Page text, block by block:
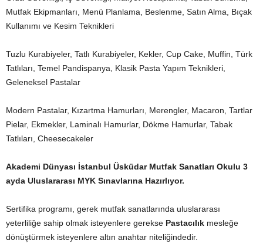
Mutfak Ekipmanları, Menü Planlama, Beslenme, Satın Alma, Bıçak
Kullanımı ve Kesim Teknikleri
Tuzlu Kurabiyeler, Tatlı Kurabiyeler, Kekler, Cup Cake, Muffin, Türk
Tatlıları, Temel Pandispanya, Klasik Pasta Yapım Teknikleri,
Geleneksel Pastalar
Modern Pastalar, Kızartma Hamurları, Merengler, Macaron, Tartlar
Pielar, Ekmekler, Laminalı Hamurlar, Dökme Hamurlar, Tabak
Tatlıları, Cheesecakeler
Akademi Dünyası İstanbul Üsküdar Mutfak Sanatları Okulu 3
ayda Uluslararası MYK Sınavlarına Hazırlıyor.
Sertifika programı, gerek mutfak sanatlarında uluslararası
yeterliliğe sahip olmak isteyenlere gerekse Pastacılık mesleğe
dönüştürmek isteyenlere altın anahtar niteliğindedir.